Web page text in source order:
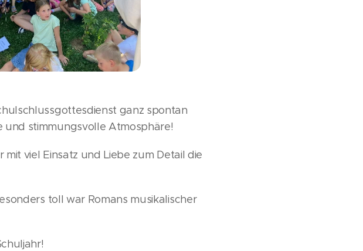
ganz spontan
stimmungsvolle Atmosphäre!
viel Einsatz und Liebe zum Detail die
toll war Romans musikalischer